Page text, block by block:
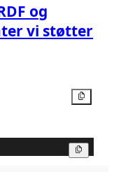
og
vi støtter